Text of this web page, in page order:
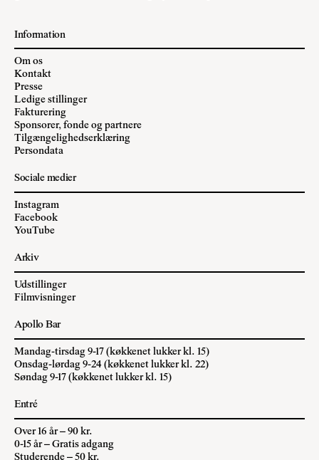
Information
Om os
Kontakt
Presse
Ledige stillinger
Fakturering
Sponsorer, fonde og partnere
Tilgængelighedserklæring
Persondata
Sociale medier
Instagram
Facebook
YouTube
Arkiv
Udstillinger
Filmvisninger
Apollo Bar
Mandag-tirsdag 9-17 (køkkenet lukker kl. 15)
Onsdag-lørdag 9-24 (køkkenet lukker kl. 22)
Søndag 9-17 (køkkenet lukker kl. 15)
Entré
Over 16 år – 90 kr.
0-15 år – Gratis adgang
Studerende – 50 kr.